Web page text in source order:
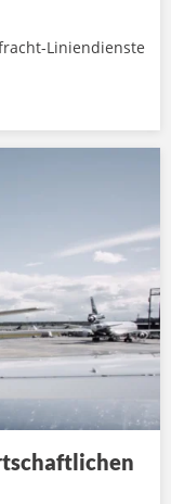
Liniendienste